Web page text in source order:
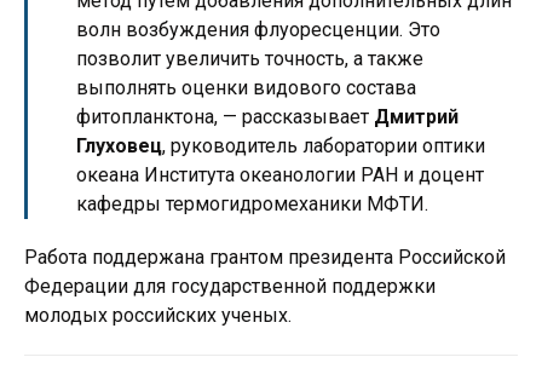
волн возбуждения флуоресценции. Это
позволит увеличить точность, а также
выполнять оценки видового состава
фитопланктона, — рассказывает Дмитрий
Глуховец, руководитель лаборатории оптики
океана Института океанологии РАН и доцент
кафедры термогидромеханики МФТИ.
Работа поддержана грантом президента Российской
Федерации для государственной поддержки
молодых российских ученых.